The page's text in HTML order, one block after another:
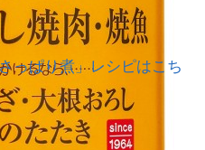
ぱり煮」レシピはこち